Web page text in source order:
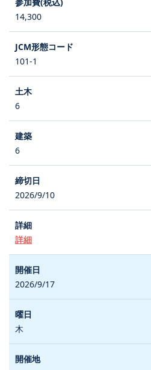
14,300
101-1
6
6
2026/9/10
詳細
2026/9/17
木